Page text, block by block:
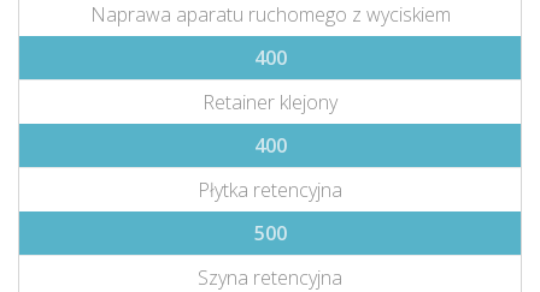
Naprawa aparatu ruchomego z wyciskiem
400
Retainer klejony
400
Płytka retencyjna
500
Szyna retencyjna